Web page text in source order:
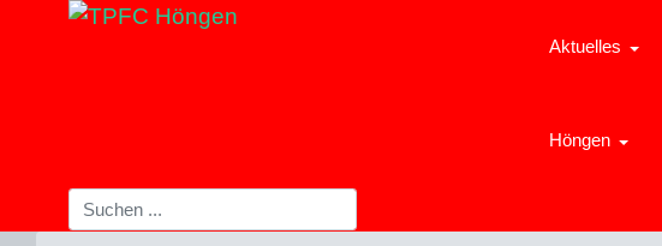
Aktuelles
Höngen